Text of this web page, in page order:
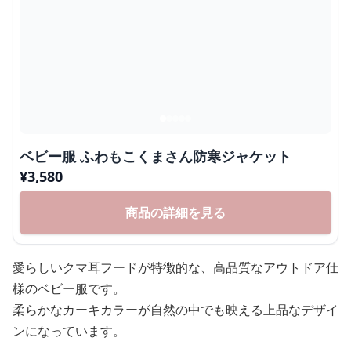
ベビー服 ふわもこくまさん防寒ジャケット
¥3,580
商品の詳細を見る
愛らしいクマ耳フードが特徴的な、高品質なアウトドア仕
様のベビー服です。
柔らかなカーキカラーが自然の中でも映える上品なデザイ
ンになっています。